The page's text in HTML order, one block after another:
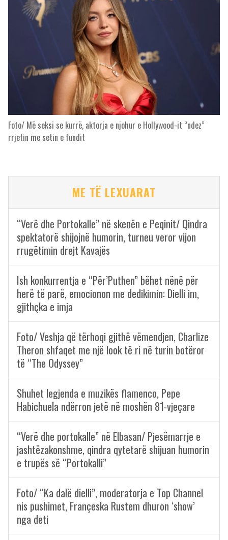
Foto/ Më seksi se kurrë, aktorja e njohur e Hollywood-it “ndez”
rrjetin me setin e fundit
ME TË LEXUARAT
“Verë dhe Portokalle” në skenën e Peqinit/ Qindra
spektatorë shijojnë humorin, turneu veror vijon
rrugëtimin drejt Kavajës
Ish konkurrentja e “Për’Puthen” bëhet nënë për
herë të parë, emocionon me dedikimin: Dielli im,
gjithçka e imja
Foto/ Veshja që tërhoqi gjithë vëmendjen, Charlize
Theron shfaqet me një look të ri në turin botëror
të “The Odyssey”
Shuhet legjenda e muzikës flamenco, Pepe
Habichuela ndërron jetë në moshën 81-vjeçare
“Verë dhe portokalle” në Elbasan/ Pjesëmarrje e
jashtëzakonshme, qindra qytetarë shijuan humorin
e trupës së “Portokalli”
Foto/ “Ka dalë dielli”, moderatorja e Top Channel
nis pushimet, Françeska Rustem dhuron ‘show’
nga deti